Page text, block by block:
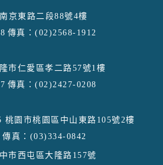
京東路二段88號4樓
傳真：(02)2568-1912
市仁愛區孝二路57號1樓
傳真：(02)2427-0208
桃園市桃園區中山東路105號2樓
傳真：(03)334-0842
市西屯區大隆路157號